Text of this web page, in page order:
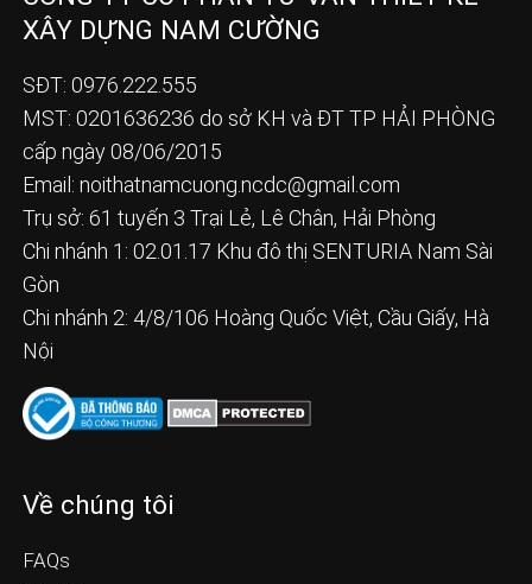
XÂY DỰNG NAM CƯỜNG
SĐT: 0976.222.555
MST: 0201636236 do sở KH và ĐT TP HẢI PHÒNG
cấp ngày 08/06/2015
Email: noithatnamcuong.ncdc@gmail.com
Trụ sở: 61 tuyến 3 Trại Lẻ, Lê Chân, Hải Phòng
Chi nhánh 1: 02.01.17 Khu đô thị SENTURIA Nam Sài
Gòn
Chi nhánh 2: 4/8/106 Hoàng Quốc Việt, Cầu Giấy, Hà
Nội
Về chúng tôi
FAQs